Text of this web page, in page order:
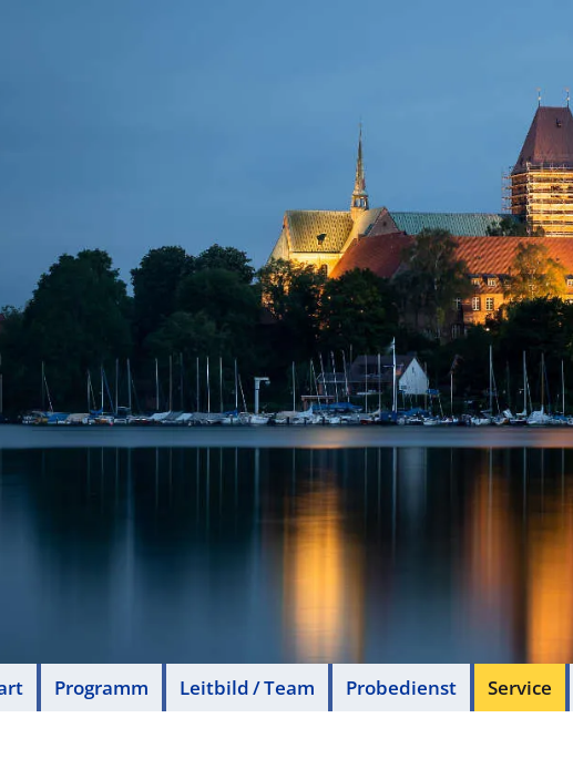
Programm Leitbild / Team Probedienst Service